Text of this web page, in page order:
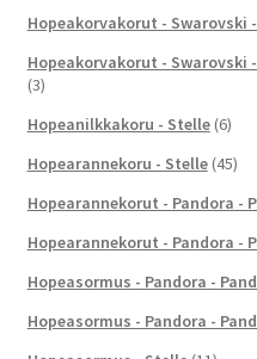
Hopeakorvakorut - Swarovski
Hopeakorvakorut - Swarovski
(3)
Hopeanilkkakoru - Stelle (6)
Hopearannekoru - Stelle (45)
Hopearannekorut - Pandora -
Hopearannekorut - Pandora -
Hopeasormus - Pandora -
Hopeasormus - Pandora -